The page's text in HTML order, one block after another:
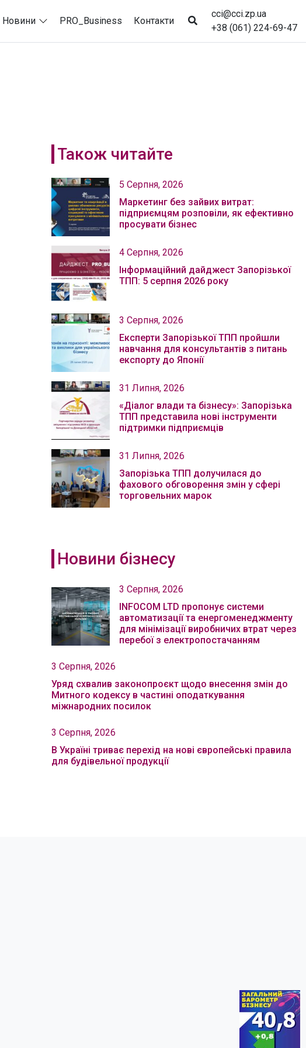
Новини PRO_Business Контакти
cci@cci.zp.ua
+38 (061) 224-69-47
Також читайте
5 Серпня, 2026
Маркетинг без зайвих витрат:
підприємцям розповіли, як ефективно
просувати бізнес
4 Серпня, 2026
Інформаційний дайджест Запорізької
ТПП: 5 серпня 2026 року
3 Серпня, 2026
Експерти Запорізької ТПП пройшли
навчання для консультантів з питань
експорту до Японії
31 Липня, 2026
«Діалог влади та бізнесу»: Запорізька
ТПП представила нові інструменти
підтримки підприємців
31 Липня, 2026
Запорізька ТПП долучилася до
фахового обговорення змін у сфері
торговельних марок
Новини бізнесу
3 Серпня, 2026
INFOCOM LTD пропонує системи
автоматизації та енергоменеджменту
для мінімізації виробничих втрат через
перебої з електропостачанням
3 Серпня, 2026
Уряд схвалив законопроєкт щодо внесення змін до
Митного кодексу в частині оподаткування
міжнародних посилок
3 Серпня, 2026
В Україні триває перехід на нові європейські правила
для будівельної продукції